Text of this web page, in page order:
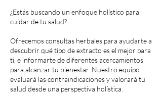
¿Estás buscando un enfoque holístico para
cuidar de tu salud?
Ofrecemos consultas herbales para ayudarte a
descubrir qué tipo de extracto es el mejor para
ti, e informarte de diferentes acercamientos
para alcanzar tu bienestar. Nuestro equipo
evaluará las contraindicaciones y valorará tu
salud desde una perspectiva holística.